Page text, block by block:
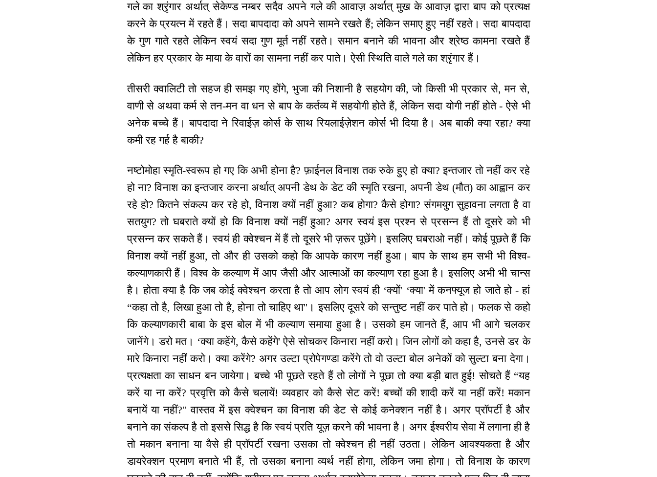
गले का श्रृंगार अर्थात् सेकेण्ड नम्बर सदैव अपने गले की आवाज़ अर्थात् मुख के आवाज़ द्वारा बाप को प्रत्यक्ष
करने के प्रयत्न में रहते हैं। सदा बापदादा को अपने सामने रखते हैं; लेकिन समाए हुए नहीं रहते। सदा बापदादा
के गुण गाते रहते लेकिन स्वयं सदा गुण मूर्त नहीं रहते। समान बनाने की भावना और श्रेष्ठ कामना रखते हैं
लेकिन हर प्रकार के माया के वारों का सामना नहीं कर पाते। ऐसी स्थिति वाले गले का श्रृंगार हैं।
तीसरी क्वालिटी तो सहज ही समझ गए होंगे, भुजा की निशानी है सहयोग की, जो किसी भी प्रकार से, मन से,
वाणी से अथवा कर्म से तन-मन वा धन से बाप के कर्तव्य में सहयोगी होते हैं, लेकिन सदा योगी नहीं होते - ऐसे भी
अनेक बच्चे हैं। बापदादा ने रिवाईज़ कोर्स के साथ रियलाईज़ेशन कोर्स भी दिया है। अब बाकी क्या रहा? क्या
कमी रह गर्ह है बाकी?
नष्टोमोहा स्मृति-स्वरूप हो गए कि अभी होना है? फ़ाईनल विनाश तक रुके हुए हो क्या? इन्तजार तो नहीं कर रहे
हो ना? विनाश का इन्तजार करना अर्थात् अपनी डेथ के डेट की स्मृति रखना, अपनी डेथ (मौत) का आह्वान कर
रहे हो? कितने संकल्प कर रहे हो, विनाश क्यों नहीं हुआ? कब होगा? कैसे होगा? संगमयुग सुहावना लगता है वा
सतयुग? तो घबराते क्यों हो कि विनाश क्यों नहीं हुआ? अगर स्वयं इस प्रश्न से प्रसन्न हैं तो दूसरे को भी
प्रसन्न कर सकते हैं। स्वयं ही क्वेश्चन में हैं तो दूसरे भी ज़रूर पूछेंगे। इसलिए घबराओ नहीं। कोई पूछते हैं कि
विनाश क्यों नहीं हुआ, तो और ही उसको कहो कि आपके कारण नहीं हुआ। बाप के साथ हम सभी भी विश्व-
कल्याणकारी हैं। विश्व के कल्याण में आप जैसी और आत्माओं का कल्याण रहा हुआ है। इसलिए अभी भी चान्स
है। होता क्या है कि जब कोई क्वेश्चन करता है तो आप लोग स्वयं ही ‘क्यों' ‘क्या' में कनफ्यूज हो जाते हो - हां
“कहा तो है, लिखा हुआ तो है, होना तो चाहिए था''। इसलिए दूसरे को सन्तुष्ट नहीं कर पाते हो। फलक से कहो
कि कल्याणकारी बाबा के इस बोल में भी कल्याण समाया हुआ है। उसको हम जानते हैं, आप भी आगे चलकर
जानेंगे। डरो मत। ‘क्या कहेंगे, कैसे कहेंगे' ऐसे सोचकर किनारा नहीं करो। जिन लोगों को कहा है, उनसे डर के
मारे किनारा नहीं करो। क्या करेंगे? अगर उल्टा प्रोपेगण्डा करेंगे तो वो उल्टा बोल अनेकों को सुल्टा बना देगा।
प्रत्यक्षता का साधन बन जायेगा। बच्चे भी पूछते रहते हैं तो लोगों ने पूछा तो क्या बड़ी बात हुई! सोचते हैं “यह
करें या ना करें? प्रवृत्ति को कैसे चलायें! व्यवहार को कैसे सेट करें! बच्चों की शादी करें या नहीं करें! मकान
बनायें या नहीं?'' वास्तव में इस क्वेश्चन का विनाश की डेट से कोई कनेक्शन नहीं है। अगर प्रॉपर्टी है और
बनाने का संकल्प है तो इससे सिद्ध है कि स्वयं प्रति यूज़ करने की भावना है। अगर ईश्वरीय सेवा में लगाना ही है
तो मकान बनाना या वैसे ही प्रॉपर्टी रखना उसका तो क्वेश्चन ही नहीं उठता। लेकिन आवश्यकता है और
डायरेक्शन प्रमाण बनाते भी हैं, तो उसका बनाना व्यर्थ नहीं होगा, लेकिन जमा होगा। तो विनाश के कारण